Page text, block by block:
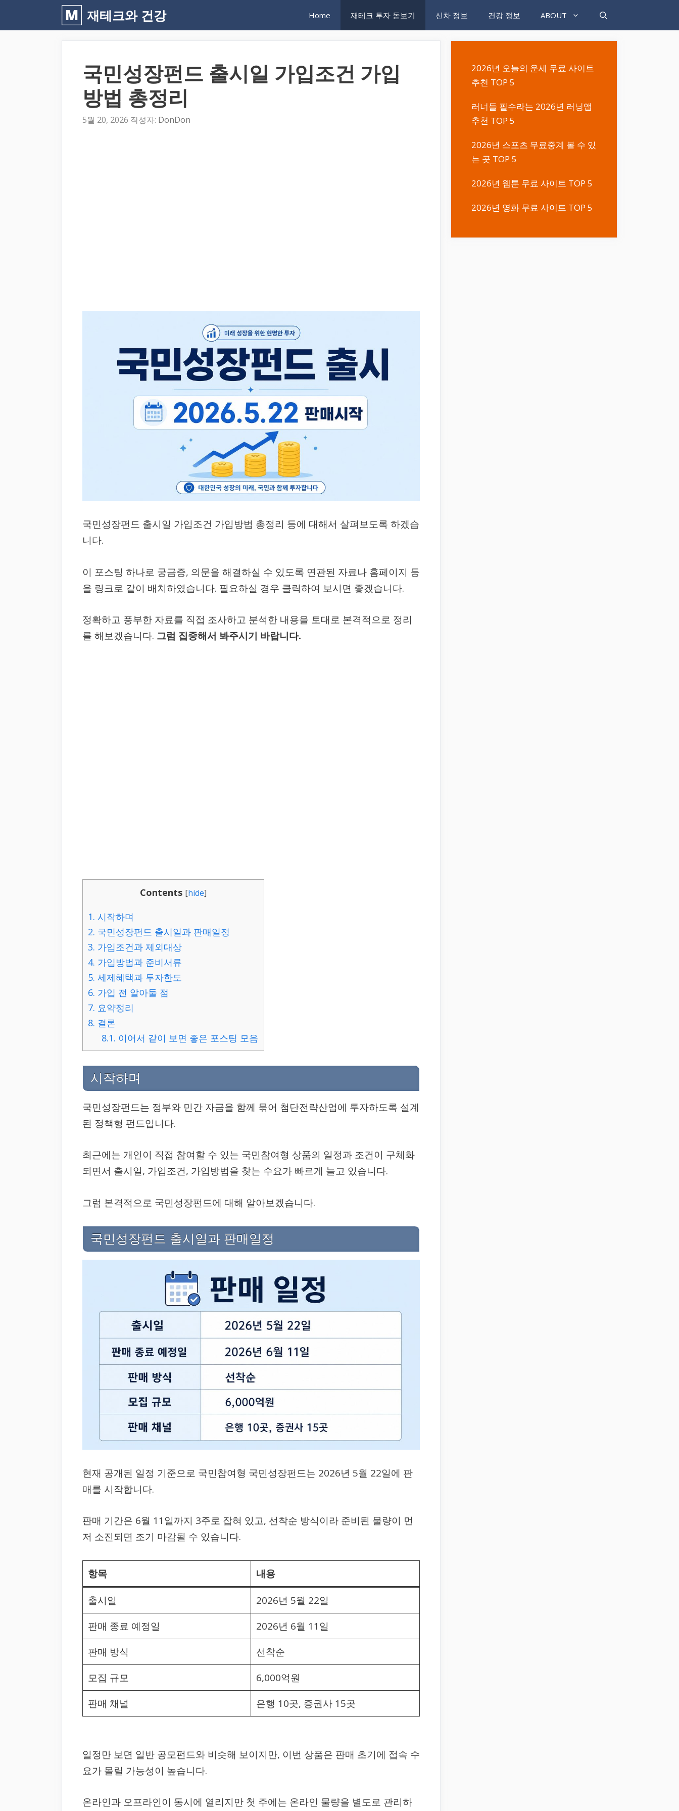
재테크와 건강 Home 재테크 투자 돋보기 신차 정보 건강 정보 ABOUT
국민성장펀드 출시일 가입조건 가입
방법 총정리
5월 20, 2026 작성자: DonDon
국민성장펀드 출시일 가입조건 가입방법 총정리 등에 대해서 살펴보도록 하겠습
니다.
이 포스팅 하나로 궁금증, 의문을 해결하실 수 있도록 연관된 자료나 홈페이지 등
을 링크로 같이 배치하였습니다. 필요하실 경우 클릭하여 보시면 좋겠습니다.
정확하고 풍부한 자료를 직접 조사하고 분석한 내용을 토대로 본격적으로 정리
를 해보겠습니다. 그럼 집중해서 봐주시기 바랍니다.
Contents [hide]
1. 시작하며
2. 국민성장펀드 출시일과 판매일정
3. 가입조건과 제외대상
4. 가입방법과 준비서류
5. 세제혜택과 투자한도
6. 가입 전 알아둘 점
7. 요약정리
8. 결론
8.1. 이어서 같이 보면 좋은 포스팅 모음
시작하며
국민성장펀드는 정부와 민간 자금을 함께 묶어 첨단전략산업에 투자하도록 설계
된 정책형 펀드입니다.
최근에는 개인이 직접 참여할 수 있는 국민참여형 상품의 일정과 조건이 구체화
되면서 출시일, 가입조건, 가입방법을 찾는 수요가 빠르게 늘고 있습니다.
그럼 본격적으로 국민성장펀드에 대해 알아보겠습니다.
국민성장펀드 출시일과 판매일정
현재 공개된 일정 기준으로 국민참여형 국민성장펀드는 2026년 5월 22일에 판
매를 시작합니다.
판매 기간은 6월 11일까지 3주로 잡혀 있고, 선착순 방식이라 준비된 물량이 먼
저 소진되면 조기 마감될 수 있습니다.
항목 내용
출시일
2026년 5월 22일
판매 종료 예정일
2026년 6월 11일
판매 방식
선착순
모집 규모
6,000억원
판매 채널
은행 10곳, 증권사 15곳
일정만 보면 일반 공모펀드와 비슷해 보이지만, 이번 상품은 판매 초기에 접속 수
요가 몰릴 가능성이 높습니다.
온라인과 오프라인이 동시에 열리지만 첫 주에는 온라인 물량을 별도로 관리하
2026년 오늘의 운세 무료 사이트
추천 TOP 5
러너들 필수라는 2026년 러닝앱
추천 TOP 5
2026년 스포츠 무료중계 볼 수 있
는 곳 TOP 5
2026년 웹툰 무료 사이트 TOP 5
2026년 영화 무료 사이트 TOP 5